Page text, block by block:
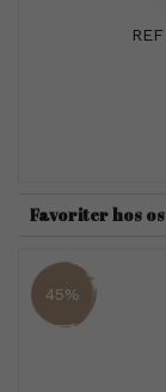
Favoriter hos
45%